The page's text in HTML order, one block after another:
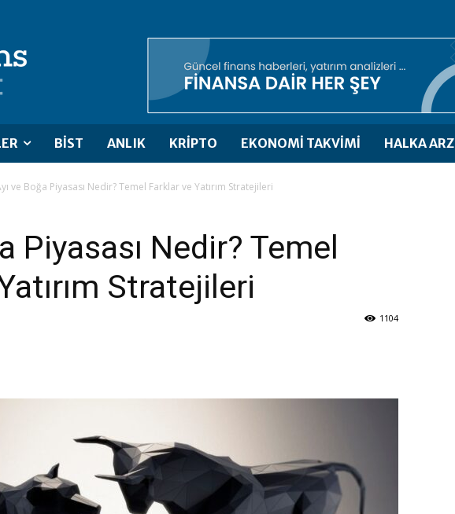
BİST ANLIK KRİPTO EKONOMİ TAKVİMİ HALKA ARZ
ve Boğa Piyasası Nedir? Temel Farklar ve Yatırım Stratejileri
Piyasası Nedir? Temel
Stratejileri
1104